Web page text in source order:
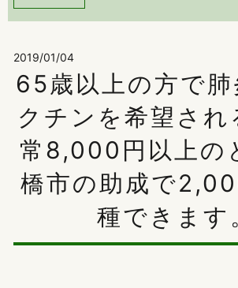
2019/01/04
65歳以上の方で肺
クチンを希望され
常8,000円以上の
橋市の助成で
種できます